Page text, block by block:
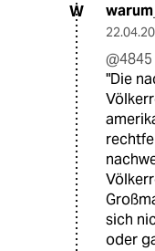
W
"Die
sich
oder